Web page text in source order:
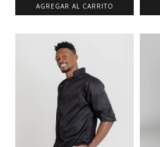
AGREGAR AL CARRITO